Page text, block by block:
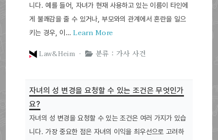
니다. 예를 들어, 자녀가 현재 사용하고 있는 이름이 타인에
게 불쾌감을 줄 수 있거나, 부모와의 관계에서 혼란을 일으
키는 경우, 이…Learn More
Law&Heim ·
분류 : 가사 사건
자녀의 성 변경을 요청할 수 있는 조건은 무엇인가
요?
자녀의 성 변경을 요청할 수 있는 조건은 여러 가지가 있습
니다. 가장 중요한 점은 자녀의 이익을 최우선으로 고려하